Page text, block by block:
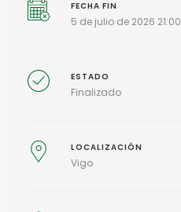
FECHA FIN
5 de julio de 2026 21:00
ESTADO
Finalizado
LOCALIZACIÓN
Vigo